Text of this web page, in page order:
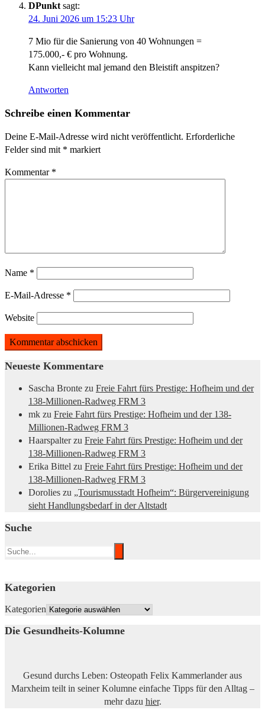
DPunkt sagt:
24. Juni 2026 um 15:23 Uhr
7 Mio für die Sanierung von 40 Wohnungen =
175.000,- € pro Wohnung.
Kann vielleicht mal jemand den Bleistift anspitzen?
Antworten
Schreibe einen Kommentar
Deine E-Mail-Adresse wird nicht veröffentlicht. Erforderliche
Felder sind mit * markiert
Kommentar *
Name *
E-Mail-Adresse *
Website
Neueste Kommentare
Sascha Bronte zu Freie Fahrt fürs Prestige: Hofheim und der
138-Millionen-Radweg FRM 3
mk zu Freie Fahrt fürs Prestige: Hofheim und der 138-
Millionen-Radweg FRM 3
Haarspalterzu Freie Fahrt fürs Prestige: Hofheim und der
138-Millionen-Radweg FRM 3
Erika Bittel zu Freie Fahrt fürs Prestige: Hofheim und der
138-Millionen-Radweg FRM 3
Dorolies zu „Tourismusstadt Hofheim“: Bürgervereinigung
sieht Handlungsbedarf in der Altstadt
Suche
Kategorien
Kategorien
Die Gesundheits-Kolumne
Gesund durchs Leben: Osteopath Felix Kammerlander aus
Marxheim teilt in seiner Kolumne einfache Tipps für den Alltag –
mehr dazu hier.